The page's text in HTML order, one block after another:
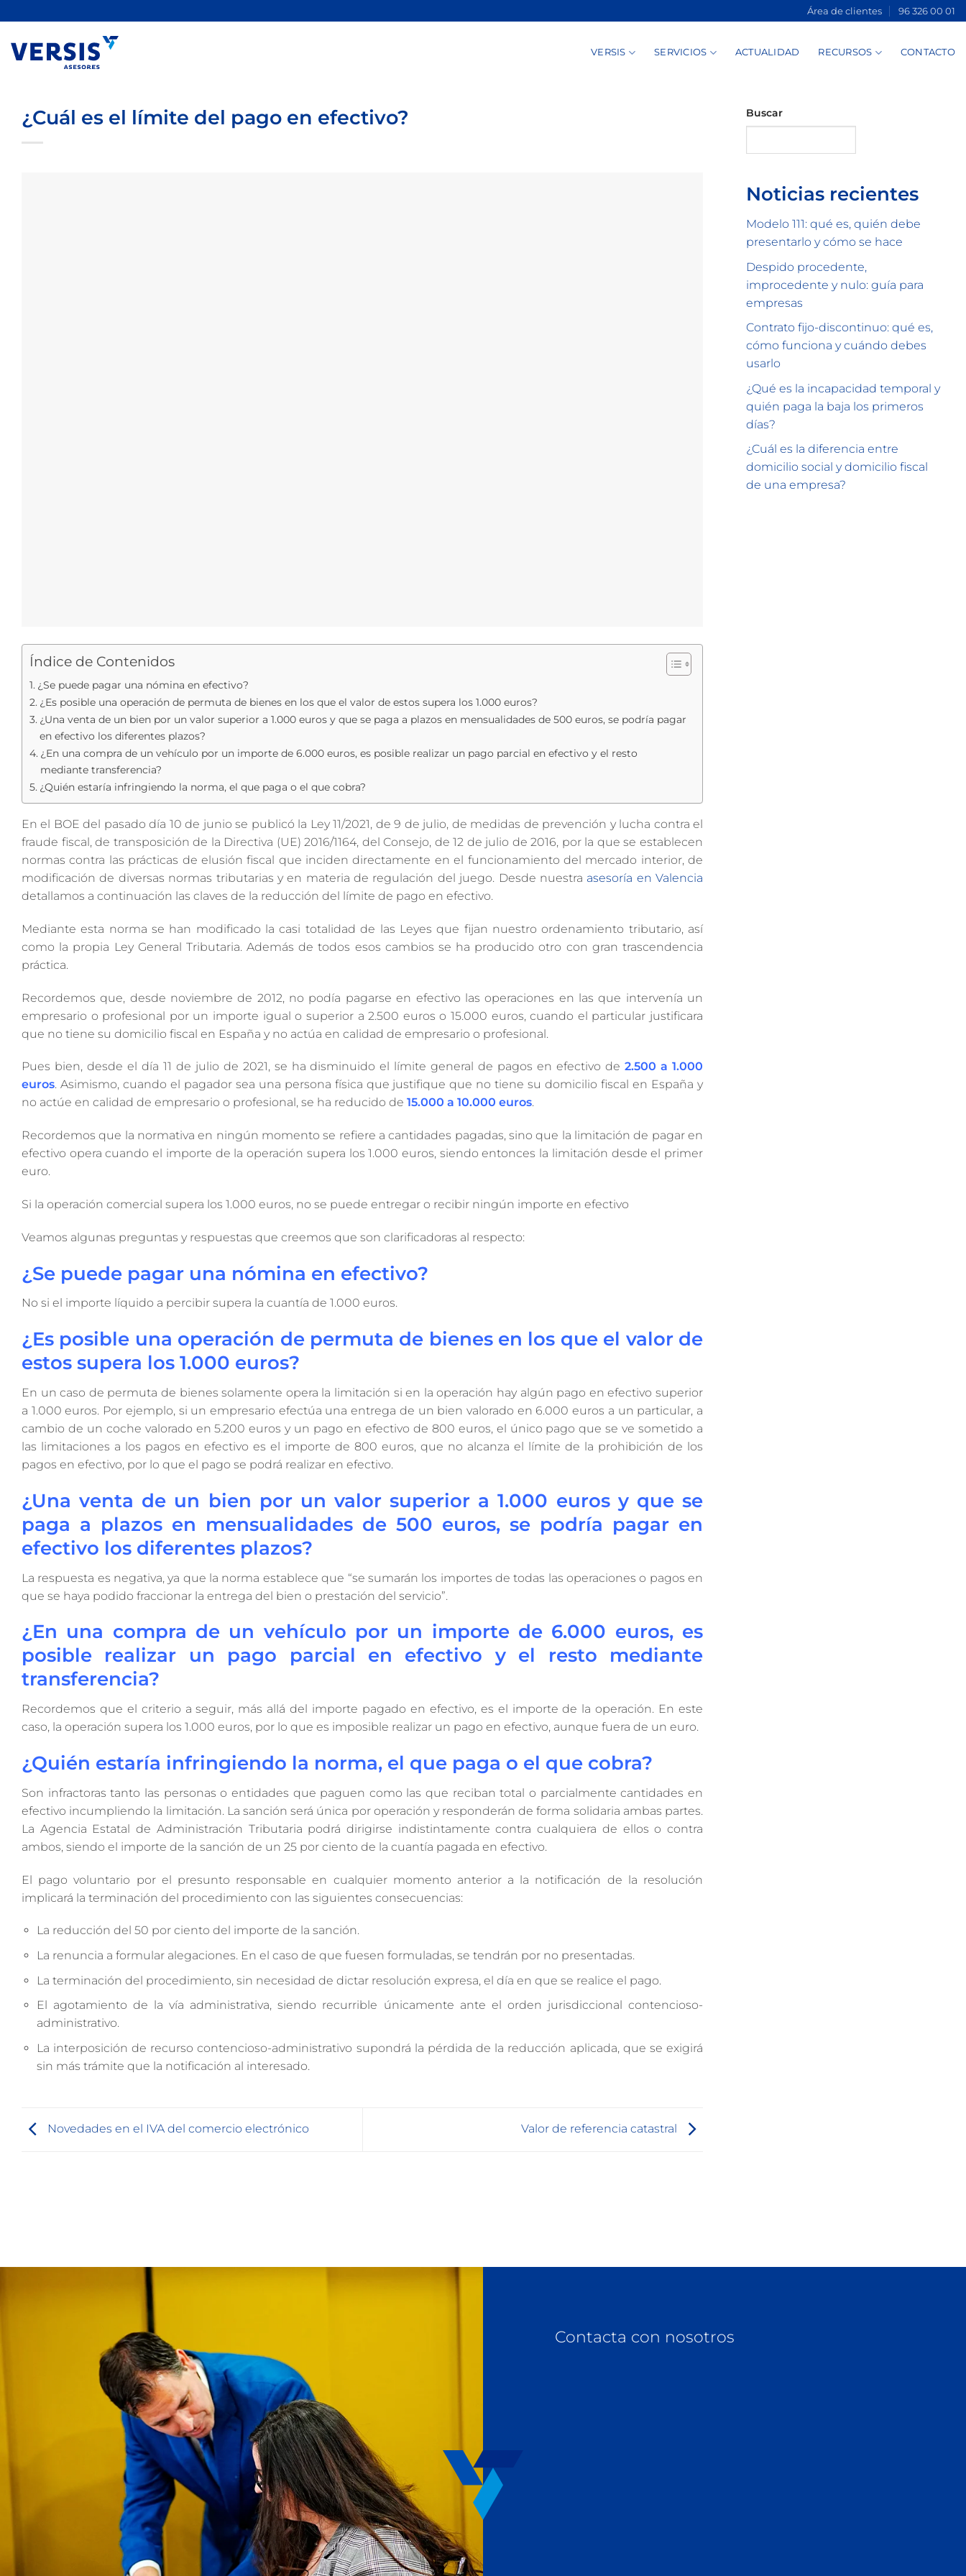
contenido
Área de clientes 96 326 00 01
VERSIS SERVICIOS ACTUALIDAD RECURSOS CONTACTO
¿Cuál es el límite del pago en efectivo?
Índice de Contenidos
¿Se puede pagar una nómina en efectivo?
¿Es posible una operación de permuta de bienes en los que el valor de estos supera los 1.000 euros?
¿Una venta de un bien por un valor superior a 1.000 euros y que se paga a plazos en mensualidades de 500 euros, se podría pagar
en efectivo los diferentes plazos?
¿En una compra de un vehículo por un importe de 6.000 euros, es posible realizar un pago parcial en efectivo y el resto
mediante transferencia?
¿Quién estaría infringiendo la norma, el que paga o el que cobra?
En el BOE del pasado día 10 de junio se publicó la Ley 11/2021, de 9 de julio, de medidas de prevención y lucha contra el
fraude fiscal, de transposición de la Directiva (UE) 2016/1164, del Consejo, de 12 de julio de 2016, por la que se establecen
normas contra las prácticas de elusión fiscal que inciden directamente en el funcionamiento del mercado interior, de
modificación de diversas normas tributarias y en materia de regulación del juego. Desde nuestra asesoría en Valencia
detallamos a continuación las claves de la reducción del límite de pago en efectivo.
Mediante esta norma se han modificado la casi totalidad de las Leyes que fijan nuestro ordenamiento tributario, así
como la propia Ley General Tributaria. Además de todos esos cambios se ha producido otro con gran trascendencia
práctica.
Recordemos que, desde noviembre de 2012, no podía pagarse en efectivo las operaciones en las que intervenía un
empresario o profesional por un importe igual o superior a 2.500 euros o 15.000 euros, cuando el particular justificara
que no tiene su domicilio fiscal en España y no actúa en calidad de empresario o profesional.
Pues bien, desde el día 11 de julio de 2021, se ha disminuido el límite general de pagos en efectivo de2.500 a 1.000
euros. Asimismo, cuando el pagador sea una persona física que justifique que no tiene su domicilio fiscal en España y
no actúe en calidad de empresario o profesional, se ha reducido de 15.000 a 10.000 euros.
Recordemos que la normativa en ningún momento se refiere a cantidades pagadas, sino que la limitación de pagar en
efectivo opera cuando el importe de la operación supera los 1.000 euros, siendo entonces la limitación desde el primer
euro.
Si la operación comercial supera los 1.000 euros, no se puede entregar o recibir ningún importe en efectivo
Veamos algunas preguntas y respuestas que creemos que son clarificadoras al respecto:
¿Se puede pagar una nómina en efectivo?
No si el importe líquido a percibir supera la cuantía de 1.000 euros.
¿Es posible una operación de permuta de bienes en los que el valor de
estos supera los 1.000 euros?
En un caso de permuta de bienes solamente opera la limitación si en la operación hay algún pago en efectivo superior
a 1.000 euros. Por ejemplo, si un empresario efectúa una entrega de un bien valorado en 6.000 euros a un particular, a
cambio de un coche valorado en 5.200 euros y un pago en efectivo de 800 euros, el único pago que se ve sometido a
las limitaciones a los pagos en efectivo es el importe de 800 euros, que no alcanza el límite de la prohibición de los
pagos en efectivo, por lo que el pago se podrá realizar en efectivo.
¿Una venta de un bien por un valor superior a 1.000 euros y que se
paga a plazos en mensualidades de 500 euros, se podría pagar en
efectivo los diferentes plazos?
La respuesta es negativa, ya que la norma establece que “se sumarán los importes de todas las operaciones o pagos en
que se haya podido fraccionar la entrega del bien o prestación del servicio”.
¿En una compra de un vehículo por un importe de 6.000 euros, es
posible realizar un pago parcial en efectivo y el resto mediante
transferencia?
Recordemos que el criterio a seguir, más allá del importe pagado en efectivo, es el importe de la operación. En este
caso, la operación supera los 1.000 euros, por lo que es imposible realizar un pago en efectivo, aunque fuera de un euro.
¿Quién estaría infringiendo la norma, el que paga o el que cobra?
Son infractoras tanto las personas o entidades que paguen como las que reciban total o parcialmente cantidades en
efectivo incumpliendo la limitación. La sanción será única por operación y responderán de forma solidaria ambas partes.
La Agencia Estatal de Administración Tributaria podrá dirigirse indistintamente contra cualquiera de ellos o contra
ambos, siendo el importe de la sanción de un 25 por ciento de la cuantía pagada en efectivo.
El pago voluntario por el presunto responsable en cualquier momento anterior a la notificación de la resolución
implicará la terminación del procedimiento con las siguientes consecuencias:
La reducción del 50 por ciento del importe de la sanción.
La renuncia a formular alegaciones. En el caso de que fuesen formuladas, se tendrán por no presentadas.
La terminación del procedimiento, sin necesidad de dictar resolución expresa, el día en que se realice el pago.
El agotamiento de la vía administrativa, siendo recurrible únicamente ante el orden jurisdiccional contencioso-
administrativo.
La interposición de recurso contencioso-administrativo supondrá la pérdida de la reducción aplicada, que se exigirá
sin más trámite que la notificación al interesado.
Novedades en el IVA del comercio electrónico Valor de referencia catastral
Buscar
Noticias recientes
Modelo 111: qué es, quién debe
presentarlo y cómo se hace
Despido procedente,
improcedente y nulo: guía para
empresas
Contrato fijo-discontinuo: qué es,
cómo funciona y cuándo debes
usarlo
¿Qué es la incapacidad temporal y
quién paga la baja los primeros
días?
¿Cuál es la diferencia entre
domicilio social y domicilio fiscal
de una empresa?
Contacta con nosotros